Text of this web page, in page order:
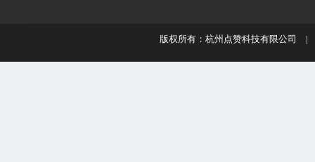
版权所有：杭州点赞科技有限公司